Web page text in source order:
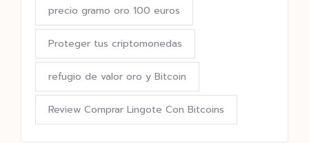
precio gramo oro 100 euros
Proteger tus criptomonedas
refugio de valor oro y Bitcoin
Review Comprar Lingote Con Bitcoins